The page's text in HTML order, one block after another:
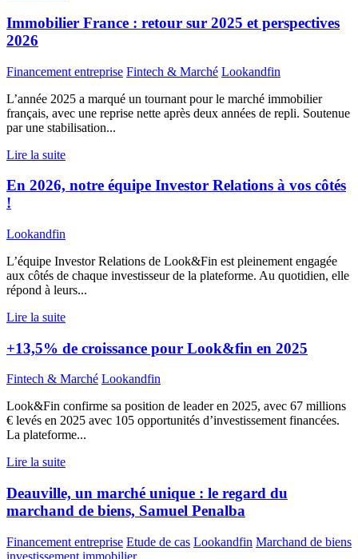
Immobilier France : retour sur 2025 et perspectives
2026
Financement entreprise Fintech & Marché Lookandfin
L’année 2025 a marqué un tournant pour le marché immobilier
français, avec une reprise nette après deux années de repli. Soutenue
par une stabilisation...
Lire la suite
En 2026, notre équipe Investor Relations à vos côtés
!
Lookandfin
L’équipe Investor Relations de Look&Fin est pleinement engagée
aux côtés de chaque investisseur de la plateforme. Au quotidien, elle
répond à leurs...
Lire la suite
+13,5% de croissance pour Look&fin en 2025
Fintech & Marché Lookandfin
Look&Fin confirme sa position de leader en 2025, avec 67 millions
€ levés en 2025 avec 105 opportunités d’investissement financées.
La plateforme...
Lire la suite
Deauville, un marché unique : le regard du
marchand de biens, Samuel Penalba
Financement entreprise Etude de cas Lookandfin Marchand de biens
investissement immobilier